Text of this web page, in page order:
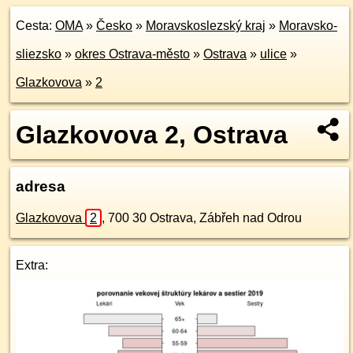
Cesta: OMA» Česko » Moravskoslezský kraj » Moravsko-
sliezsko » okres Ostrava-město » Ostrava » ulice »
Glazkovova » 2
Glazkovova 2, Ostrava
adresa
Glazkovova 2 , 700 30 Ostrava, Zábřeh nad Odrou
Extra: